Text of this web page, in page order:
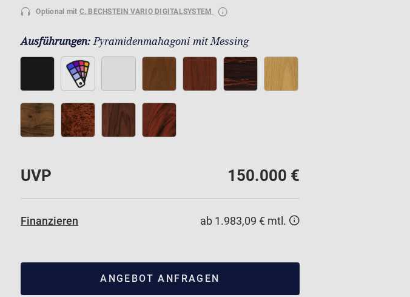
Optional mit C. BECHSTEIN VARIO DIGITALSYSTEM
Ausführungen:Pyramidenmahagoni mit Messing
UVP 150.000 €
Finanzieren ab 1.983,09 € mtl.
ANGEBOT ANFRAGEN